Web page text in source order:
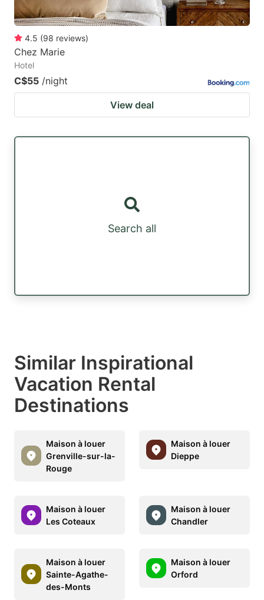
4.5 (98 reviews)
Chez Marie
Hotel
C$55 /night
View deal
Search all
Similar Inspirational
Vacation Rental
Destinations
Maison à louer
Grenville-sur-la-
Rouge
Maison à louer
Dieppe
Maison à louer
Les Coteaux
Maison à louer
Chandler
Maison à louer
Sainte-Agathe-
des-Monts
Maison à louer
Orford